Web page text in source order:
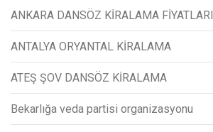
ANKARA DANSÖZ KİRALAMA FİYATLARI
ANTALYA ORYANTAL KİRALAMA
ATEŞ ŞOV DANSÖZ KİRALAMA
Bekarlığa veda partisi organizasyonu